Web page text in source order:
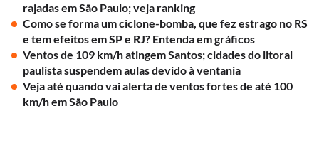
rajadas em São Paulo; veja ranking
Como se forma um ciclone-bomba, que fez estrago no RS
e tem efeitos em SP e RJ? Entenda em gráficos
Ventos de 109 km/h atingem Santos; cidades do litoral
paulista suspendem aulas devido à ventania
Veja até quando vai alerta de ventos fortes de até 100
km/h em São Paulo